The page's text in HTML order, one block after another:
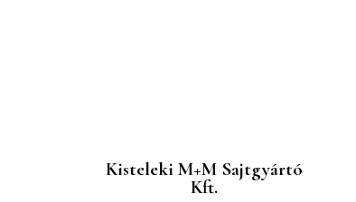
Kisteleki M+M Sajtgyártó
Kft.